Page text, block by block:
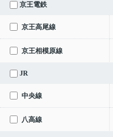
京王電鉄
京王高尾線
京王相模原線
JR
中央線
八高線